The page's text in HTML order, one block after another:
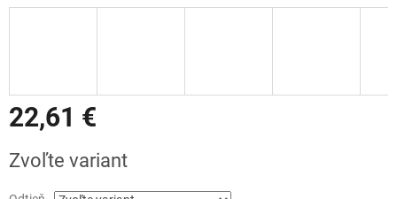
22,61 €
cena:
Zvoľte variant